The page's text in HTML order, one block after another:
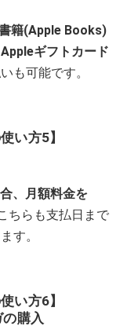
籍(Apple Books)
ギフトカード
も可能です。
い方5】
、月額料金を
ちらも支払日まで
す。
い方6】
購入